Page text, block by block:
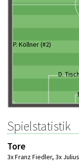
P. Köllner (#2)
D.
Spielstatistik
Tore
3x Franz Fiedler, 3x